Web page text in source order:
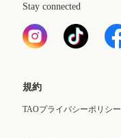
Stay connected
規約
TAOプライバシーポリシー